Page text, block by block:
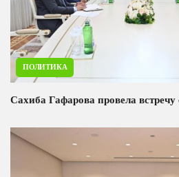
ПОЛИТИКА
Сахиба Гафарова провела